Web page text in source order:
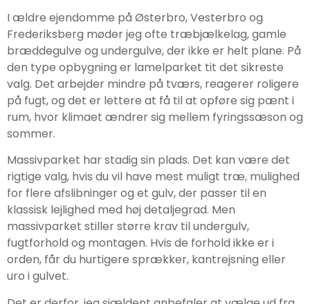
I ældre ejendomme på Østerbro, Vesterbro og
Frederiksberg møder jeg ofte træbjælkelag, gamle
bræddegulve og undergulve, der ikke er helt plane. På
den type opbygning er lamelparket tit det sikreste
valg. Det arbejder mindre på tværs, reagerer roligere
på fugt, og det er lettere at få til at opføre sig pænt i
rum, hvor klimaet ændrer sig mellem fyringssæson og
sommer.
Massivparket har stadig sin plads. Det kan være det
rigtige valg, hvis du vil have mest muligt træ, mulighed
for flere afslibninger og et gulv, der passer til en
klassisk lejlighed med høj detaljegrad. Men
massivparket stiller større krav til undergulv,
fugtforhold og montagen. Hvis de forhold ikke er i
orden, får du hurtigere sprækker, kantrejsning eller
uro i gulvet.